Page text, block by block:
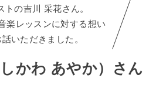
トの吉川 采花さん。
楽レッスンに対する想い
話いただきました。
かわ あやか）さん